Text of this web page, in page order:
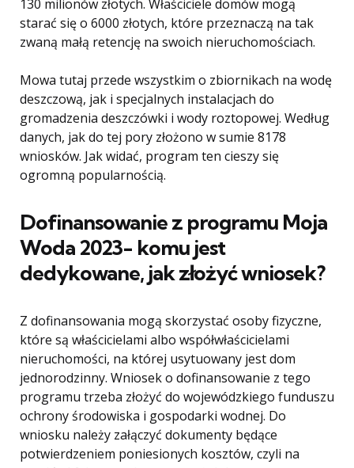
130 milionów złotych. Właściciele domów mogą
starać się o 6000 złotych, które przeznaczą na tak
zwaną małą retencję na swoich nieruchomościach.
Mowa tutaj przede wszystkim o zbiornikach na wodę
deszczową, jak i specjalnych instalacjach do
gromadzenia deszczówki i wody roztopowej. Według
danych, jak do tej pory złożono w sumie 8178
wniosków. Jak widać, program ten cieszy się
ogromną popularnością.
Dofinansowanie z programu Moja
Woda 2023- komu jest
dedykowane, jak złożyć wniosek?
Z dofinansowania mogą skorzystać osoby fizyczne,
które są właścicielami albo współwłaścicielami
nieruchomości, na której usytuowany jest dom
jednorodzinny. Wniosek o dofinansowanie z tego
programu trzeba złożyć do wojewódzkiego funduszu
ochrony środowiska i gospodarki wodnej. Do
wniosku należy załączyć dokumenty będące
potwierdzeniem poniesionych kosztów, czyli na